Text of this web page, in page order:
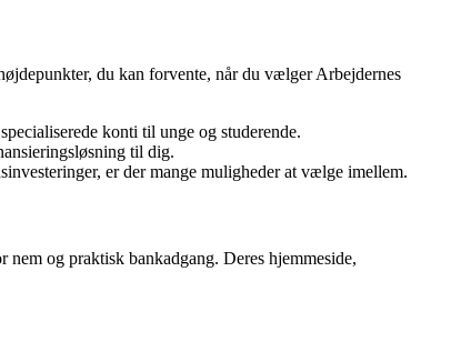
du kan forvente, når du vælger Arbejdernes
konti til unge og studerende.
til dig.
er der mange muligheder at vælge imellem.
og praktisk bankadgang. Deres hjemmeside,